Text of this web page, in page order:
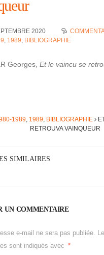
2020
, 1989, BIBLIOGRAPHIE
Georges,Et le vaincu se
1989, 1989, BIBLIOGRAPHIE
RETROUVA VAINQUEUR
SIMILAIRES
UN COMMENTAIRE
e-mail ne sera pas publiée.
sont indiqués avec
*